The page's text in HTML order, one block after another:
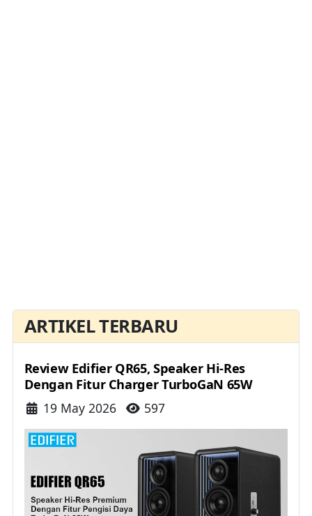
ARTIKEL TERBARU
Review Edifier QR65, Speaker Hi-Res
Dengan Fitur Charger TurboGaN 65W
Details
19 May 2026 597